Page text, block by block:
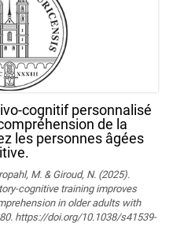
cognitif personnalisé
de la
les personnes âgées
M. & Giroud, N. (2025).
cognitive training improves
in older adults with
https://doi.org/10.1038/s41539-